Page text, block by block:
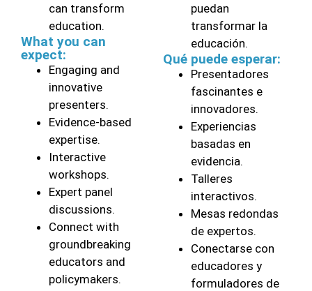
can transform
education.
What you can
expect:
Engaging and
innovative
presenters.
Evidence-based
expertise.
Interactive
workshops.
Expert panel
discussions.
Connect with
groundbreaking
educators and
policymakers.
puedan
transformar la
educación.
Qué puede esperar:
Presentadores
fascinantes e
innovadores.
Experiencias
basadas en
evidencia.
Talleres
interactivos.
Mesas redondas
de expertos.
Conectarse con
educadores y
formuladores de